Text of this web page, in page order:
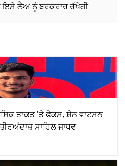
ਇਸੇ ਲੈਅ ਨੂੰ ਬਰਕਰਾਰ ਰੱਖੇਗੀ
ਤਾਕਤ 'ਤੇ ਫੋਕਸ, ਸ਼ੇਨ ਵਾਟਸਨ
ਸਾਹਿਲ ਜਾਧਵ